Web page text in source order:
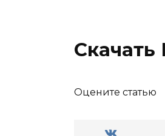
Скачать
Оцените статью